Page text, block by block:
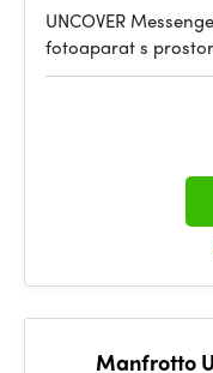
UNCOVER
fotoaparat s
Manfrotto